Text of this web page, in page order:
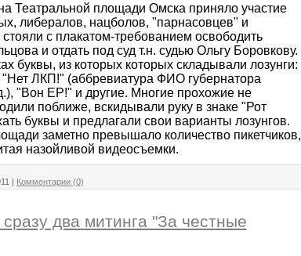
Театральной площади Омска приняло участие
либералов, нацболов, "парнасовцев" и
с плакатом-требованием освободить
и отдать под суд т.н. судью Ольгу Боровкову.
буквы, из которых которых складывали лозунги:
ЛКП!" (аббревиатура ФИО губернатора
"Вон ЕР!" и другие. Многие прохожие не
поближе, вскидывали руку в знаке "Рот
буквы и предлагали свои варианты лозунгов.
заметно превышало количество пикетчиков,
назойливой видеосъемки.
| Комментарии (0)
два митинга "За честные